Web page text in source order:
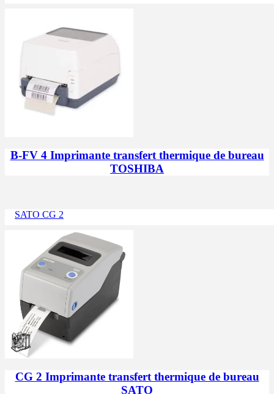
B-FV 4 Imprimante transfert thermique de bureau
TOSHIBA
SATO CG 2
CG 2 Imprimante transfert thermique de bureau
SATO